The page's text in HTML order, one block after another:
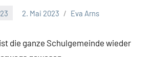
2. Mai 2023 Eva Arns
die ganze Schulgemeinde wieder